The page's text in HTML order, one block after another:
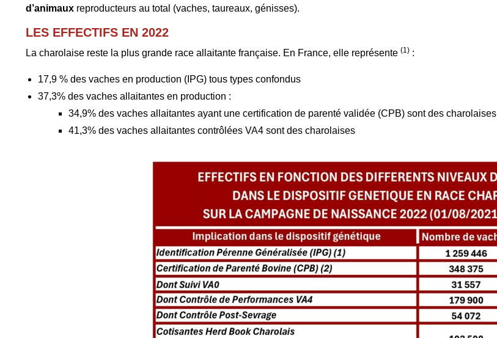
d’animaux reproducteurs au total (vaches, taureaux, génisses).
LES EFFECTIFS EN 2022
La charolaise reste la plus grande race allaitante française. En France, elle représente (1) :
17,9 % des vaches en production (IPG) tous types confondus
37,3% des vaches allaitantes en production :
34,9% des vaches allaitantes ayant une certification de parenté validée (CPB) sont des charolaises
41,3% des vaches allaitantes contrôlées VA4 sont des charolaises